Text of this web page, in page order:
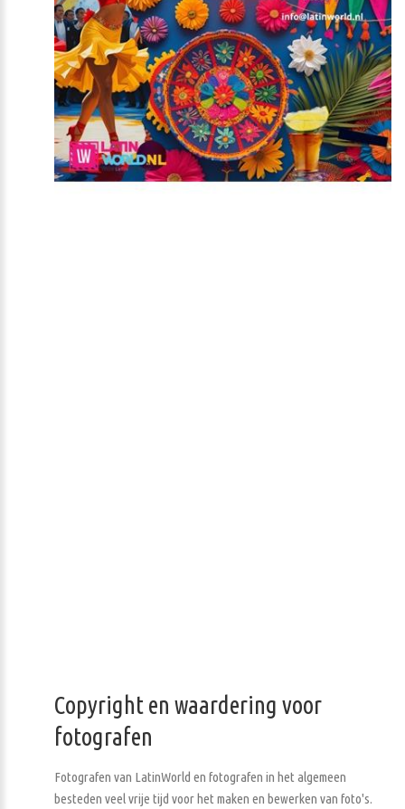
Copyright en waardering voor
fotografen
Fotografen van LatinWorld en fotografen in het algemeen
besteden veel vrije tijd voor het maken en bewerken van foto's.